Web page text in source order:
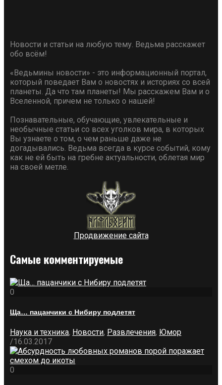
Новости и статьи на любую тему. Ведьма расскажет
обо всём!
«Ведьмины новости» - это информационный портал,
который поведает Вам о новостях и историях со всей
планеты. Да что там планеты! Мы расскажем Вам и о
Вселенной, причем не только о нашей!
Познавательные, обучающие, увлекательные и
необычные статьи со всех уголков мира, в которых
Вы узнаете о том, о чем раньше даже не
догадывались. Ведьма всегда в курсе событий, кому
как не ей быть на гребне актуальности, облетая мир
на своей метле.
Продвижение сайта
Самые комментируемые
0
Ща… пацанчики с Нибиру подлетят
Наука и техника, Новости, Развлечения, Юмор
/16.03.2017
0